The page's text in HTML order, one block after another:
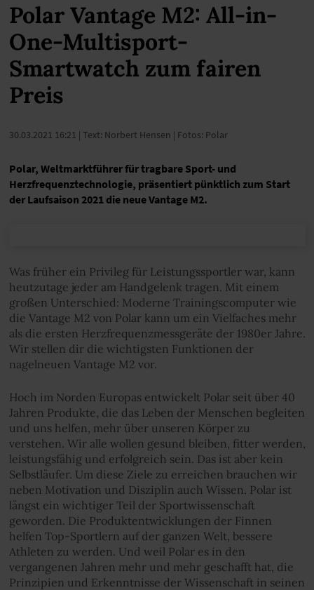
Polar Vantage M2: All-in-
One-Multisport-
Smartwatch zum fairen
Preis
30.03.2021 16:21 | Text: Norbert Hensen | Fotos: Polar
Polar, Weltmarktführer für tragbare Sport- und
Herzfrequenztechnologie, präsentiert pünktlich zum Start
der Laufsaison 2021 die neue Vantage M2.
Was früher ein Privileg für Leistungssportler war, kann
heutzutage jeder am Handgelenk tragen. Mit einem
großen Unterschied: Moderne Trainingscomputer wie
die Vantage M2 von Polar kann um ein Vielfaches mehr
als die ersten Herzfrequenzmessgeräte der 1980er Jahre.
Wir stellen dir die wichtigsten Funktionen der
nagelneuen Vantage M2 vor.
Hoch im Norden Europas entwickelt Polar seit über 40
Jahren Produkte, die das Leben der Menschen begleiten
und uns helfen, mehr über unseren Körper zu
verstehen. Wir alle wollen gesund bleiben, fitter werden,
leistungsfähig und erfolgreich sein. Das ist aber kein
Selbstläufer. Um diese Ziele zu erreichen brauchen wir
neben Motivation und Disziplin auch Wissen. Polar ist
längst ein wichtiger Teil der Sportwissenschaft
geworden. Die Produktentwicklungen der Finnen
helfen Top-Sportlern auf der ganzen Welt, bessere
Athleten zu werden. Und weil Polar es in den
vergangenen Jahren mehr und mehr geschafft hat, die
Prinzipien und Erkenntnisse der Wissenschaft in seinen